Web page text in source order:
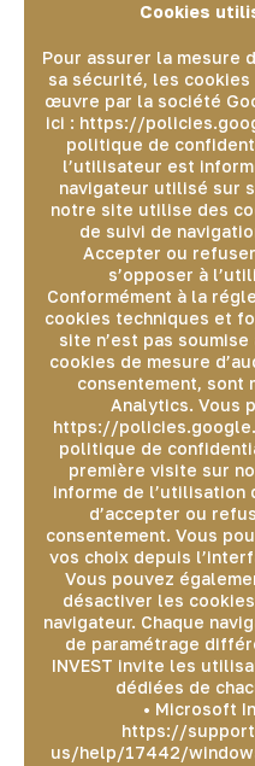
Cookies
Pour assurer la mesure
sa sécurité, les
œuvre par la société
ici : https://
politique de
l’utilisateur est
navigateur utilisé sur
notre site utilise des
de suivi de
Accepter ou
s’opposer à
Conformément à la
cookies techniques et
site n’est pas
cookies de mesure
consentement, sont
Analytics. Vous
https://
politique de
première visite sur
informe de l’utilisation
d’accepter ou
consentement. Vous
vos choix depuis
Vous pouvez
désactiver les
navigateur. Chaque
de paramétrage
INVEST invite les
dédiées de
• Microsoft
https://
us/help/17442/